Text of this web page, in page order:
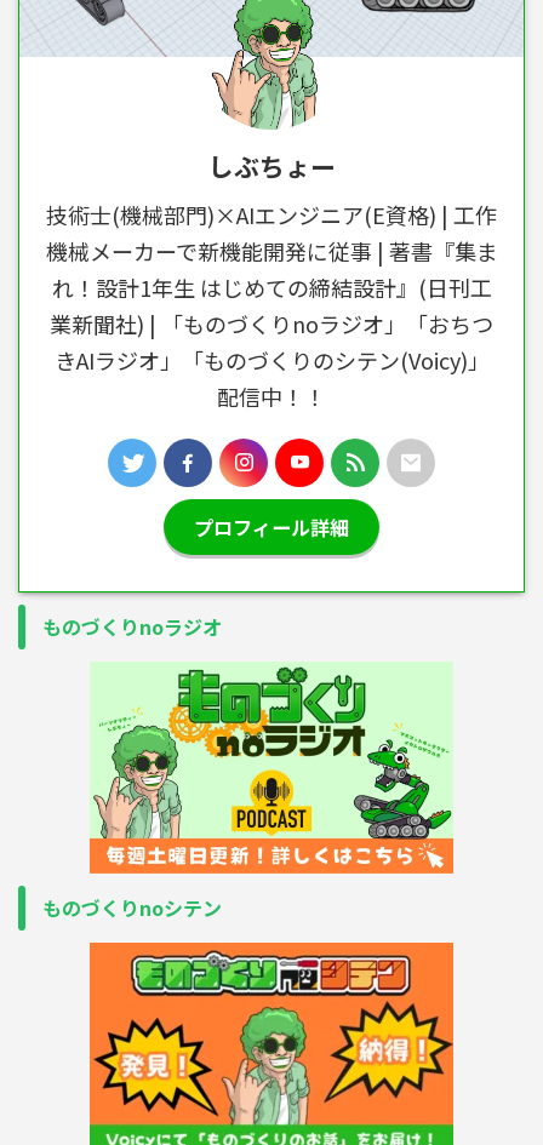
しぶちょー
技術士(機械部門)×AIエンジニア(E資格) | 工作
機械メーカーで新機能開発に従事 | 著書『集ま
れ！設計1年生 はじめての締結設計』(日刊工
業新聞社) | 「ものづくりnoラジオ」「おちつ
きAIラジオ」「ものづくりのシテン(Voicy)」
配信中！！
プロフィール詳細
ものづくりnoラジオ
ものづくりnoシテン